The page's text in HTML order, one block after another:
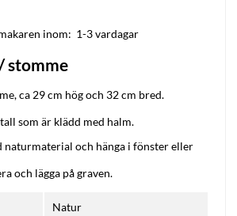
inom: 1-3 vardagar
stomme
ca 29 cm hög och 32 cm bred.
som är klädd med halm.
naturmaterial och hänga i fönster eller
och lägga på graven.
Natur